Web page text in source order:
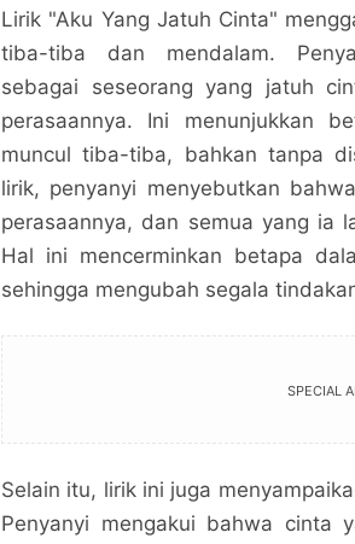
Lirik "Aku Yang Jatuh Cinta"
tiba-tiba dan mendalam.
sebagai seseorang yang jatuh
perasaannya. Ini menunjukkan
muncul tiba-tiba, bahkan tanpa
lirik, penyanyi menyebutkan
perasaannya, dan semua yang ia
Hal ini mencerminkan betapa
sehingga mengubah segala
SPECIAL
Selain itu, lirik ini juga
Penyanyi mengakui bahwa cinta